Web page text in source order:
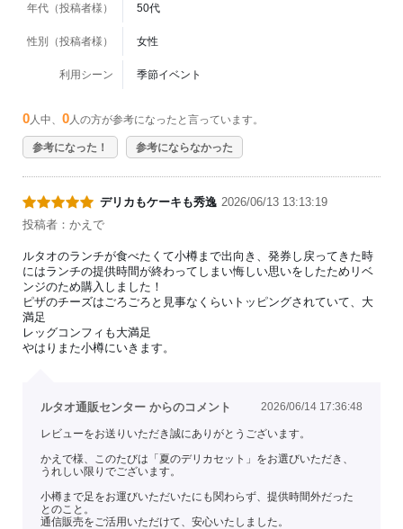
年代（投稿者様） 50代
性別（投稿者様） 女性
利用シーン 季節イベント
0 人中、 0 人の方が参考になったと言っています。
参考になった！ 参考にならなかった
デリカもケーキも秀逸 2026/06/13 13:13:19
投稿者：かえで
ルタオのランチが食べたくて小樽まで出向き、発券し戻ってきた時
にはランチの提供時間が終わってしまい悔しい思いをしたためリベ
ンジのため購入しました！
ピザのチーズはごろごろと見事なくらいトッピングされていて、大
満足
レッグコンフィも大満足
やはりまた小樽にいきます。
ルタオ通販センター からのコメント 2026/06/14 17:36:48
レビューをお送りいただき誠にありがとうございます。
かえで様、このたびは「夏のデリカセット」をお選びいただき、
うれしい限りでございます。
小樽まで足をお運びいただいたにも関わらず、提供時間外だった
とのこと。
通信販売をご活用いただけて、安心いたしました。